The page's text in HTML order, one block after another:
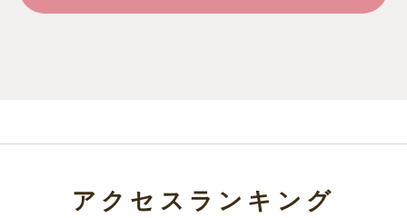
アクセスランキング